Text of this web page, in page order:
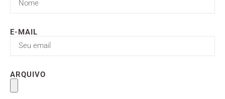
E-MAIL
ARQUIVO